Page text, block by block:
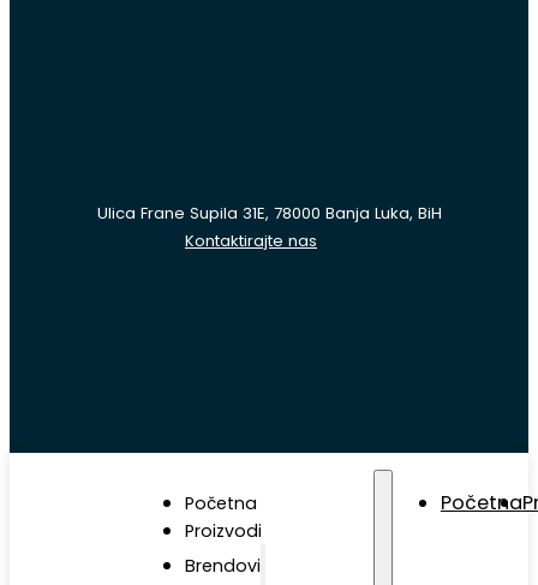
Ulica Frane Supila 31E, 78000 Banja Luka, BiH
Kontaktirajte nas
Početna
Proizvodi
Brendovi
Početna